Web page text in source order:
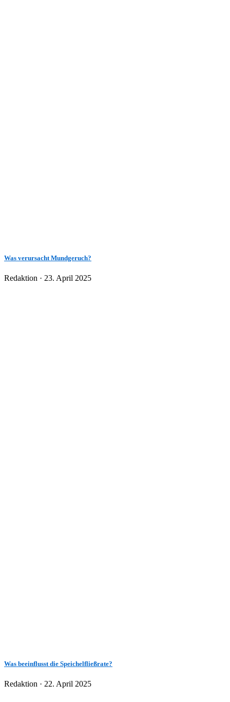
Was verursacht Mundgeruch?
Redaktion · Veröffentlicht
23. April 2025
Was beeinflusst die Speichelfließrate?
Redaktion · Veröffentlicht
22. April 2025